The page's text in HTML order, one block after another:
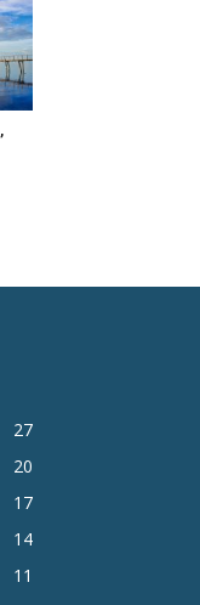
27
20
17
14
11